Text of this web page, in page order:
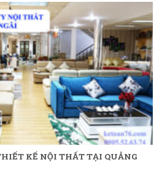
KẾ NỘI THẤT TẠI QUẢNG